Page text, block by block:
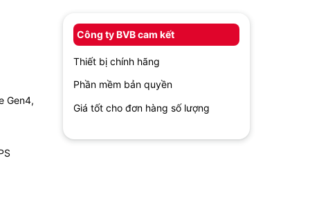
Gen4,
Công ty BVB cam kết
Thiết bị chính hãng
Phần mềm bản quyền
Giá tốt cho đơn hàng số lượng